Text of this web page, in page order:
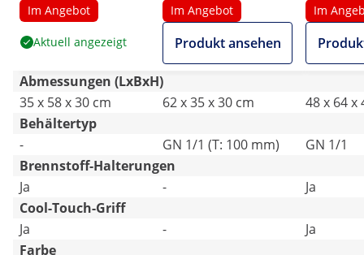
Brennstoffbehälter -
135 x 65 mm - Royal
Catering
Im Angebot
Aktuell angezeigt
100 mm
Im Angebot
Produkt ansehen
L - 2
- Rolltop
Im
Abmessungen (LxBxH)
35 x 58 x 30 cm
62 x 35 x 30 cm
48 x 64 x
Behältertyp
-
GN 1/1 (T: 100 mm)
GN 1/1
Brennstoff-Halterungen
Ja
-
Ja
Cool-Touch-Griff
Ja
-
Ja
Farbe